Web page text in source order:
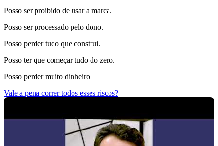
Posso ser proibido de usar a marca.
Posso ser processado pelo dono.
Posso perder tudo que construi.
Posso ter que começar tudo do zero.
Posso perder muito dinheiro.
Vale a pena correr todos esses riscos?